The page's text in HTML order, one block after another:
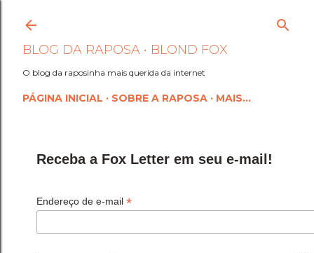
Pular para o conteúdo
BLOG DA RAPOSA • BLOND FOX
O blog da raposinha mais querida da internet
PÁGINA INICIAL SOBRE A RAPOSA MAIS…
Receba a Fox Letter em seu e-mail!
Endereço de e-mail *